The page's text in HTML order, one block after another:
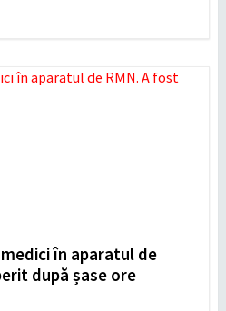
în aparatul de
după șase ore